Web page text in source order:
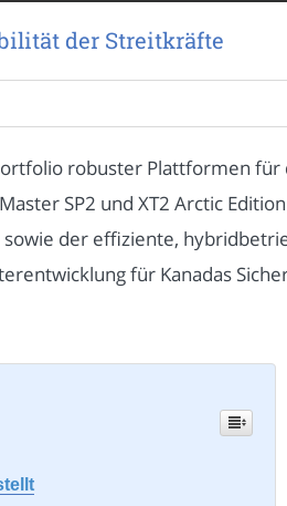
der Streitkräfte
robuster Plattformen für
SP2 und XT2 Arctic
der effiziente,
für Kanadas